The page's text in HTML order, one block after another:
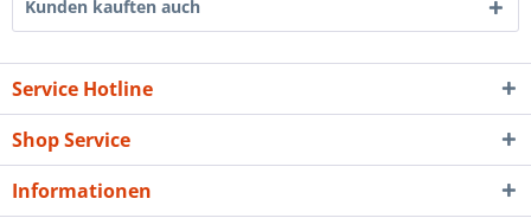
Kunden kauften auch
Service Hotline
Shop Service
Informationen